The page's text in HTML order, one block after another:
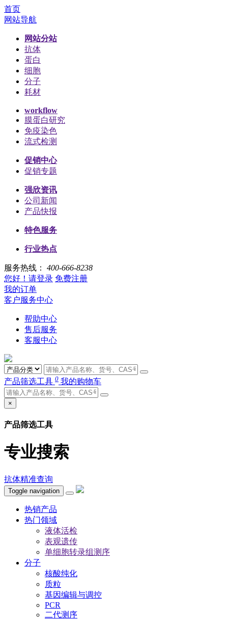
首页
网站导航
网站分站
抗体
蛋白
细胞
分子
耗材
workflow
膜蛋白研究
免疫染色
流式检测
促销中心
促销专题
强欣资讯
公司新闻
产品快报
特色服务
行业热点
服务热线： 400-666-8238
您好！请登录 免费注册
我的订单
客户服务中心
帮助中心
售后服务
客服中心
产品筛选工具 0 我的购物车
×
产品筛选工具
专业搜索
抗体精准查询
Toggle navigation
热销产品
热门领域
液体活检
表观遗传
单细胞转录组测序
分子
核酸纯化
质粒
基因编辑与调控
PCR
二代测序